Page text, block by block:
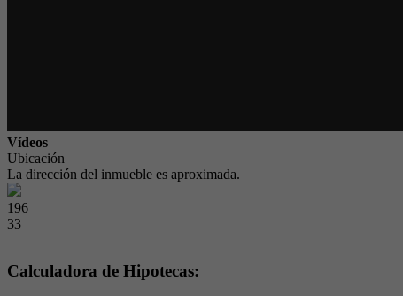
Vídeos
Ubicación
La dirección del inmueble es aproximada.
196
33
Calculadora de Hipotecas: